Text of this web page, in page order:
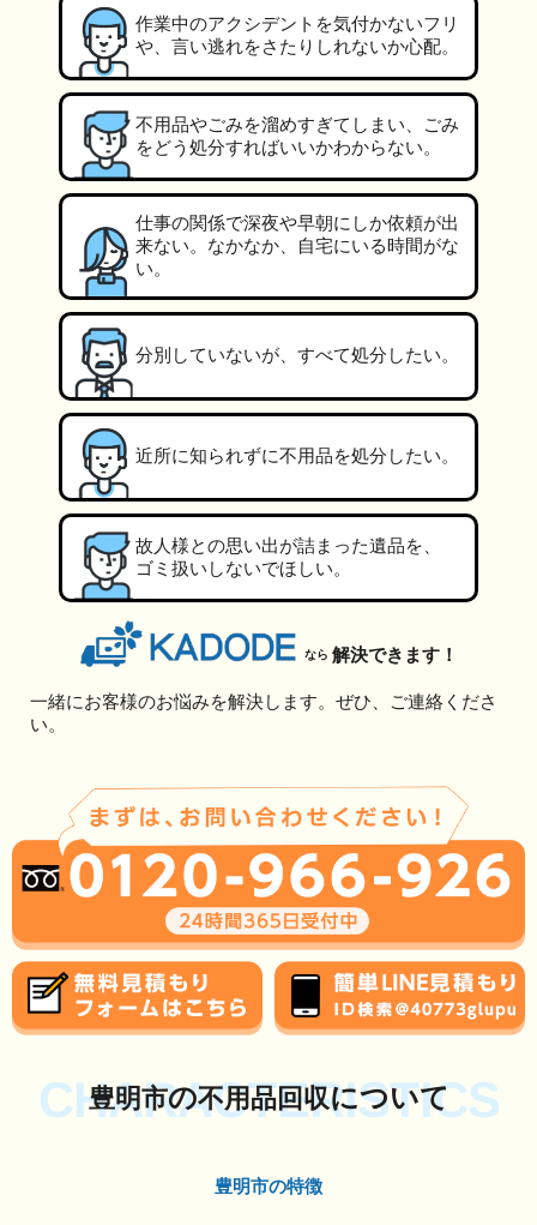
作業中のアクシデントを気付かないフリ
や、言い逃れをさたりしれないか心配。
不用品やごみを溜めすぎてしまい、ごみ
をどう処分すればいいかわからない。
仕事の関係で深夜や早朝にしか依頼が出
来ない。なかなか、自宅にいる時間がな
い。
分別していないが、すべて処分したい。
近所に知られずに不用品を処分したい。
故人様との思い出が詰まった遺品を、
ゴミ扱いしないでほしい。
なら 解決できます！
一緒にお客様のお悩みを解決します。ぜひ、ご連絡くださ
い。
CHARACTERISTICS
豊明市の不用品回収について
豊明市の特徴